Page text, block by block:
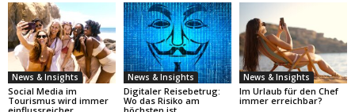
News & Insights
Social Media im
Tourismus wird immer
News & Insights
Digitaler Reisebetrug:
Wo das Risiko am
News & Insights
Im Urlaub für den Chef
immer erreichbar?